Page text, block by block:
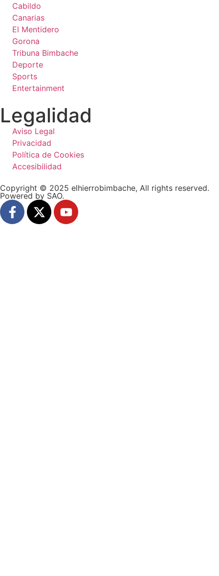
Cabildo
Canarias
El Mentidero
Gorona
Tribuna Bimbache
Deporte
Sports
Entertainment
Legalidad
Aviso Legal
Privacidad
Política de Cookies
Accesibilidad
Copyright © 2025 elhierrobimbache, All rights reserved.
Powered by SAO.